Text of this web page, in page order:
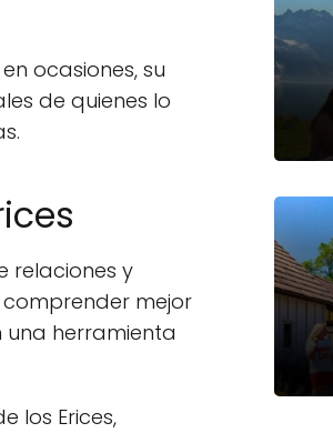
ocasiones, su
de quienes lo
relaciones y
mejor
una herramienta
los Erices,